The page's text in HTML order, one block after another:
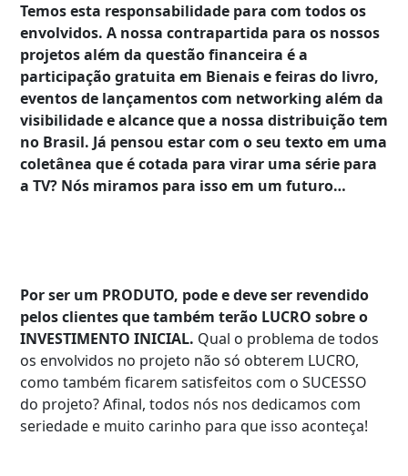
Temos esta responsabilidade para com todos os
envolvidos. A nossa contrapartida para os nossos
projetos além da questão financeira é a
participação gratuita em Bienais e feiras do livro,
eventos de lançamentos com networking além da
visibilidade e alcance que a nossa distribuição tem
no Brasil. Já pensou estar com o seu texto em uma
coletânea que é cotada para virar uma série para
a TV? Nós miramos para isso em um futuro…
Por ser um PRODUTO, pode e deve ser revendido
pelos clientes que também terão LUCRO sobre o
INVESTIMENTO INICIAL. Qual o problema de todos
os envolvidos no projeto não só obterem LUCRO,
como também ficarem satisfeitos com o SUCESSO
do projeto? Afinal, todos nós nos dedicamos com
seriedade e muito carinho para que isso aconteça!